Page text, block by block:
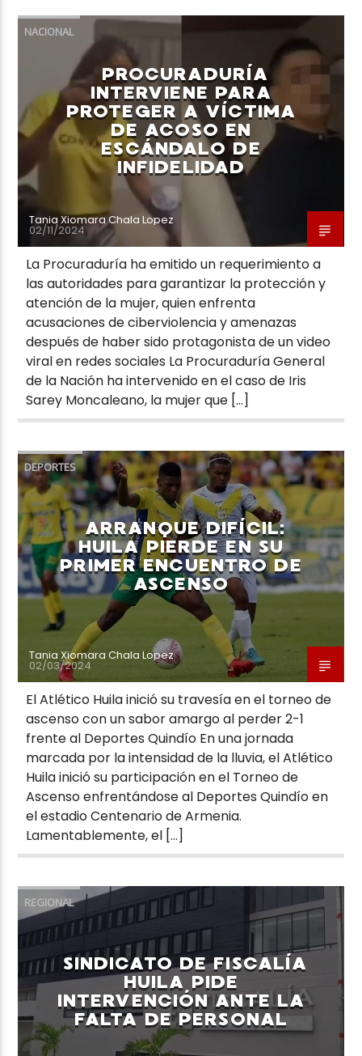
NACIONAL
PROCURADURÍA
INTERVIENE PARA
PROTEGER A VÍCTIMA
DE ACOSO EN
ESCÁNDALO DE
INFIDELIDAD
Tania Xiomara Chala Lopez
02/11/2024
La Procuraduría ha emitido un requerimiento a
las autoridades para garantizar la protección y
atención de la mujer, quien enfrenta
acusaciones de ciberviolencia y amenazas
después de haber sido protagonista de un video
viral en redes sociales La Procuraduría General
de la Nación ha intervenido en el caso de Iris
Sarey Moncaleano, la mujer que […]
DEPORTES
ARRANQUE DIFÍCIL:
HUILA PIERDE EN SU
PRIMER ENCUENTRO DE
ASCENSO
Tania Xiomara Chala Lopez
02/03/2024
El Atlético Huila inició su travesía en el torneo de
ascenso con un sabor amargo al perder 2-1
frente al Deportes Quindío En una jornada
marcada por la intensidad de la lluvia, el Atlético
Huila inició su participación en el Torneo de
Ascenso enfrentándose al Deportes Quindío en
el estadio Centenario de Armenia.
Lamentablemente, el […]
REGIONAL
SINDICATO DE FISCALÍA
HUILA PIDE
INTERVENCIÓN ANTE LA
FALTA DE PERSONAL